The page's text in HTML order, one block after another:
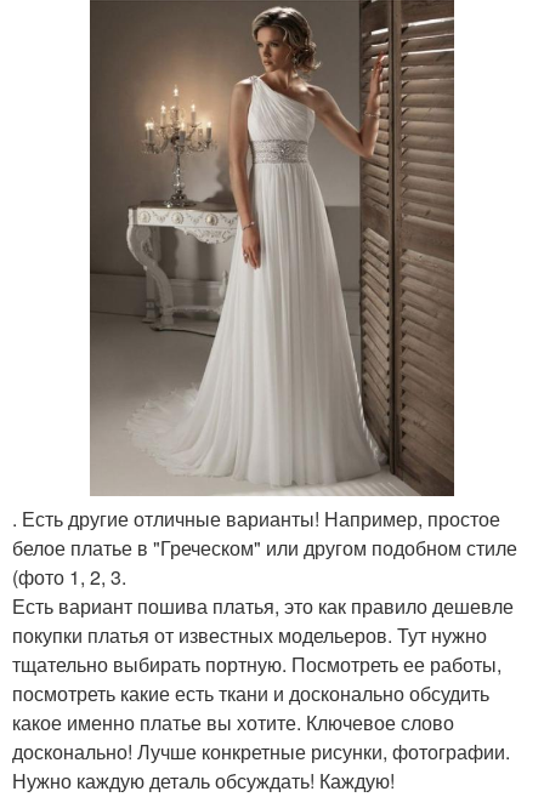
. Есть другие отличные варианты! Например, простое
белое платье в "Греческом" или другом подобном стиле
(фото 1, 2, 3.
Есть вариант пошива платья, это как правило дешевле
покупки платья от известных модельеров. Тут нужно
тщательно выбирать портную. Посмотреть ее работы,
посмотреть какие есть ткани и досконально обсудить
какое именно платье вы хотите. Ключевое слово
досконально! Лучше конкретные рисунки, фотографии.
Нужно каждую деталь обсуждать! Каждую!